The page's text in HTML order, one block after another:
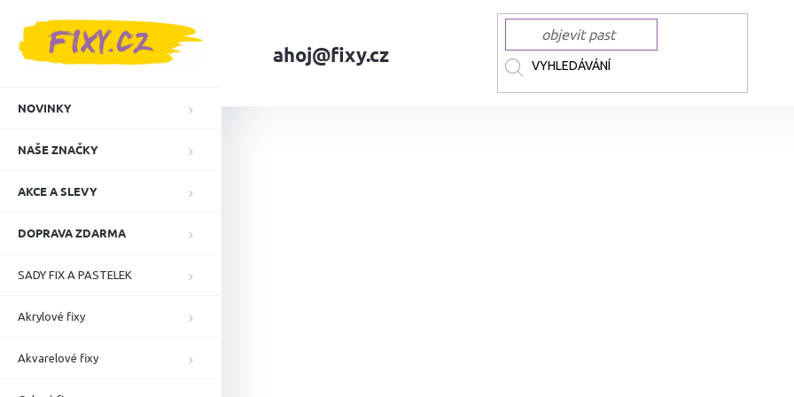
ahoj@fixy.cz
NOVINKY
NAŠE ZNAČKY
AKCE A SLEVY
DOPRAVA ZDARMA
SADY FIX A PASTELEK
Akrylové fixy
Akvarelové fixy